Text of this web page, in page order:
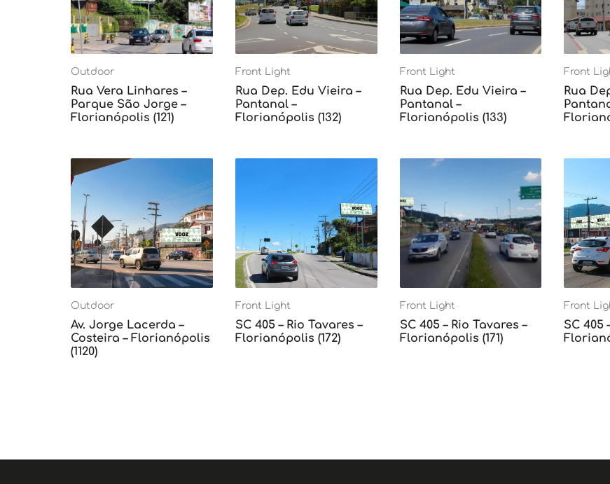
Outdoor
Rua Vera Linhares –
Parque São Jorge –
Florianópolis (121)
Front Light
Rua Dep. Edu Vieira –
Pantanal –
Florianópolis (132)
Front Light
Rua Dep. Edu Vieira –
Pantanal –
Florianópolis (133)
Front
Rua
Outdoor
Av. Jorge Lacerda –
Costeira – Florianópolis
(1120)
Front Light
SC 405 – Rio Tavares –
Florianópolis (172)
Front Light
SC 405 – Rio Tavares –
Florianópolis (171)
Front
SC 405